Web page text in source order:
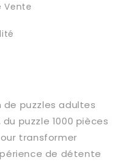
Vente
de puzzles adultes
puzzle 1000 pièces
transformer
de détente